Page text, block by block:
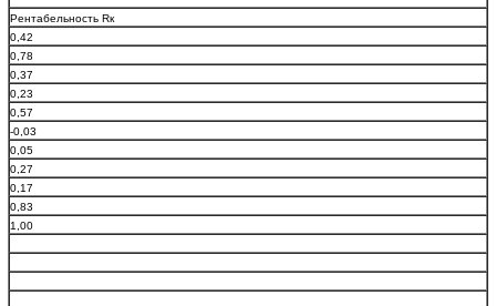
Рентабельность Rк
0,42
0,78
0,37
0,23
0,57
-0,03
0,05
0,27
0,17
0,83
1,00